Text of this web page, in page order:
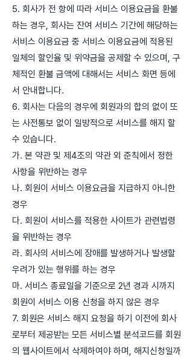
5. 회사가 전 항에 따라 서비스 이용요금을 환불
하는 경우, 회사는 잔여 서비스 기간에 해당하는
서비스 이용요금 중 서비스 이용요금에 적용된
일체의 할인율 및 위약금을 공제할 수 있으며, 구
체적인 환불 금액에 대해서는 서비스 화면 등에
서 안내합니다.
6. 회사는 다음의 경우에 회원과의 합의 없이 또
는 사전통보 없이 일방적으로 서비스를 해지 할
수 있습니다.
가. 본 약관 및 제4조의 약관 외 준칙에서 정한
사항을 위반하는 경우
나. 회원이 서비스 이용요금을 지급하지 아니한
경우
다. 회원이 서비스를 적용한 사이트가 관련법령
을 위반하는 경우
라. 회사의 서비스에 장애를 발생하거나 발생할
우려가 있는 행위를 하는 경우
마. 서비스 종료일을 기준으로 2년 경과 시까지
회원이 서비스 이용 신청을 하지 않은 경우
7. 회원은 서비스 해지 요청을 하기 이전에 회사
로부터 제공받는 모든 서비스별 분석코드를 회원
의 웹사이트에서 삭제하여야 하며, 해지신청일까